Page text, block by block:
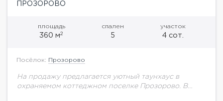
ПРОЗОРОВО
площадь
360 м2
спален
5
участок
4 сот.
Посёлок: Прозорово
На продажу предлагается уютный таунхаус в
охраняемом коттеджном поселке Прозорово. В